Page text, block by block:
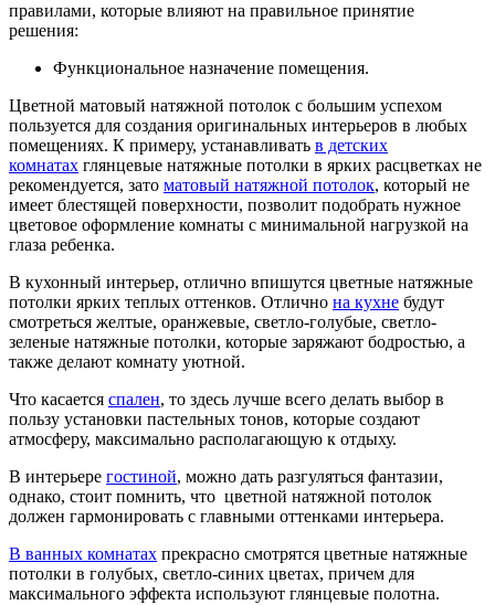
правилами, которые влияют на правильное принятие
решения:
Функциональное назначение помещения.
Цветной матовый натяжной потолок с большим успехом
пользуется для создания оригинальных интерьеров в любых
помещениях. К примеру, устанавливать в детских
комнатах глянцевые натяжные потолки в ярких расцветках не
рекомендуется, зато матовый натяжной потолок, который не
имеет блестящей поверхности, позволит подобрать нужное
цветовое оформление комнаты с минимальной нагрузкой на
глаза ребенка.
В кухонный интерьер, отлично впишутся цветные натяжные
потолки ярких теплых оттенков. Отлично на кухне будут
смотреться желтые, оранжевые, светло-голубые, светло-
зеленые натяжные потолки, которые заряжают бодростью, а
также делают комнату уютной.
Что касается спален, то здесь лучше всего делать выбор в
пользу установки пастельных тонов, которые создают
атмосферу, максимально располагающую к отдыху.
В интерьере гостиной, можно дать разгуляться фантазии,
однако, стоит помнить, что цветной натяжной потолок
должен гармонировать с главными оттенками интерьера.
В ванных комнатах прекрасно смотрятся цветные натяжные
потолки в голубых, светло-синих цветах, причем для
максимального эффекта используют глянцевые полотна.